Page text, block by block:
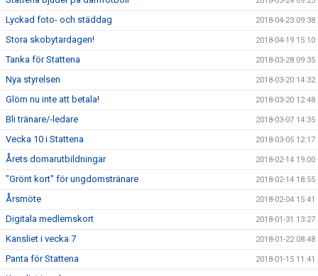
Lyckad foto- och städdag 2018-04-23 09:38
Stora skobytardagen! 2018-04-19 15:10
Tanka för Stattena 2018-03-28 09:35
Nya styrelsen 2018-03-20 14:32
Glöm nu inte att betala! 2018-03-20 12:48
Bli tränare/-ledare 2018-03-07 14:35
Vecka 10 i Stattena 2018-03-05 12:17
Årets domarutbildningar 2018-02-14 19:00
"Grönt kort" för ungdomstränare 2018-02-14 18:55
Årsmöte 2018-02-04 15:41
Digitala medlemskort 2018-01-31 13:27
Kansliet i vecka 7 2018-01-22 08:48
Panta för Stattena 2018-01-15 11:41